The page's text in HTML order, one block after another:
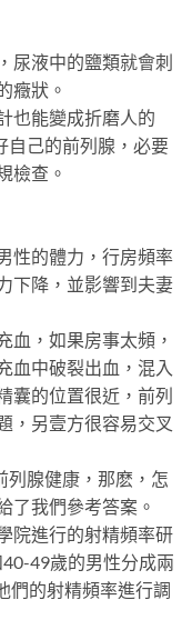
尿液中的鹽類就會刺
癥狀。
也能變成折磨人的
自己的前列腺，必要
檢查。
性的體力，行房頻率
下降，並影響到夫妻
血，如果房事太頻，
血中破裂出血，混入
囊的位置很近，前列
，另壹方很容易交叉
列腺健康，那麽，怎
了我們參考答案。
院進行的射精頻率研
49歲的男性分成兩
們的射精頻率進行調